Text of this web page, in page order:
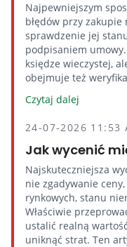
Najpewniejszym
błędów przy zakupie
sprawdzenie jej
podpisaniem
księdze wieczystej,
obejmuje też
Czytaj dalej
24-07-2026 11:53
Jak wycenić
Najskuteczniejsza
nie zgadywanie
rynkowych, stanu
Właściwie
ustalić realną
uniknąć strat. Ten